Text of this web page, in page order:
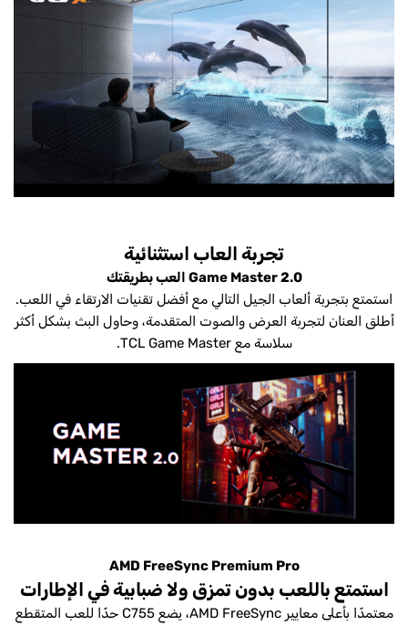
تجربة العاب استثنائية
Game Master 2.0 العب بطريقتك
استمتع بتجربة ألعاب الجيل التالي مع أفضل تقنيات الارتقاء في اللعب.
أطلق العنان لتجربة العرض والصوت المتقدمة، وحاول البث بشكل أكثر
سلاسة مع TCL Game Master.
AMD FreeSync Premium Pro
استمتع باللعب بدون تمزق ولا ضبابية في الإطارات
معتمدًا بأعلى معايير AMD FreeSync، يضع C755 حدًا للعب المتقطع